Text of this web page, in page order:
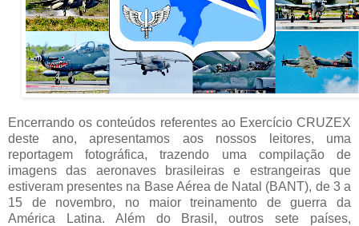
Encerrando os conteúdos referentes ao Exercício CRUZEX
deste ano, apresentamos aos nossos leitores, uma
reportagem fotográfica, trazendo uma compilação de
imagens das aeronaves brasileiras e estrangeiras que
estiveram presentes na Base Aérea de Natal (BANT), de 3 a
15 de novembro, no maior treinamento de guerra da
América Latina. Além do Brasil, outros sete países,